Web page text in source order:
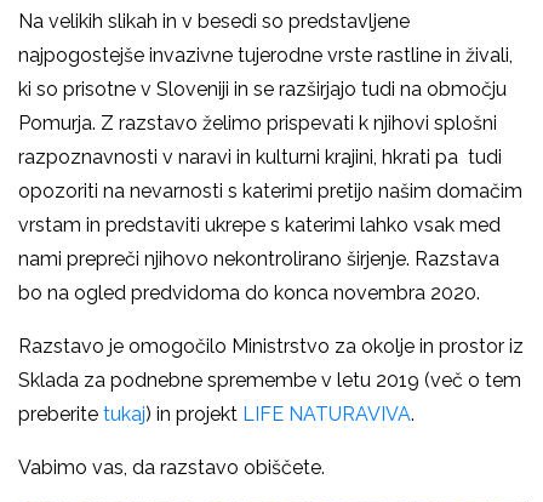
Na velikih slikah in v besedi so predstavljene
najpogostejše invazivne tujerodne vrste rastline in živali,
ki so prisotne v Sloveniji in se razširjajo tudi na območju
Pomurja. Z razstavo želimo prispevati k njihovi splošni
razpoznavnosti v naravi in kulturni krajini, hkrati pa tudi
opozoriti na nevarnosti s katerimi pretijo našim domačim
vrstam in predstaviti ukrepe s katerimi lahko vsak med
nami prepreči njihovo nekontrolirano širjenje. Razstava
bo na ogled predvidoma do konca novembra 2020.
Razstavo je omogočilo Ministrstvo za okolje in prostor iz
Sklada za podnebne spremembe v letu 2019 (več o tem
preberite tukaj) in projekt LIFE NATURAVIVA.
Vabimo vas, da razstavo obiščete.